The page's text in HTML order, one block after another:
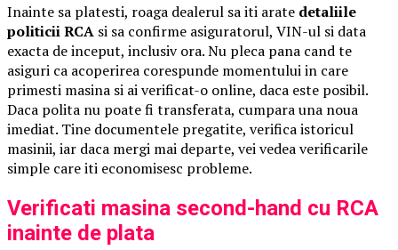
Inainte sa platesti, roaga dealerul sa iti arate detaliile
politicii RCA si sa confirme asiguratorul, VIN-ul si data
exacta de inceput, inclusiv ora. Nu pleca pana cand te
asiguri ca acoperirea corespunde momentului in care
primesti masina si ai verificat-o online, daca este posibil.
Daca polita nu poate fi transferata, cumpara una noua
imediat. Tine documentele pregatite, verifica istoricul
masinii, iar daca mergi mai departe, vei vedea verificarile
simple care iti economisesc probleme.
Verificati masina second-hand cu RCA
inainte de plata